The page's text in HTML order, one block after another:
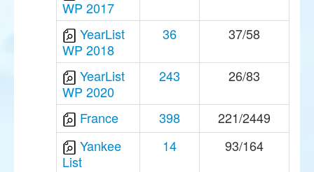
WP 2017
YearList
WP 2018
36 37/58
YearList
WP 2020
243 26/83
France 398
221/2449
Yankee
List
14 93/164